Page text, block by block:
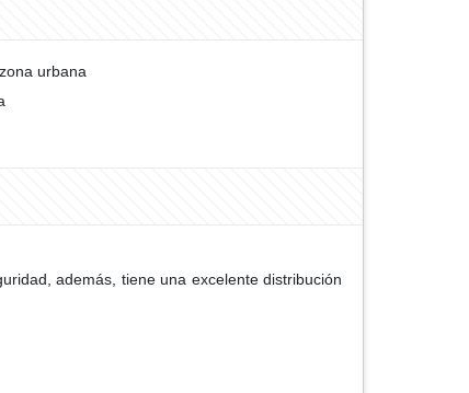
urbana
además, tiene una excelente distribución